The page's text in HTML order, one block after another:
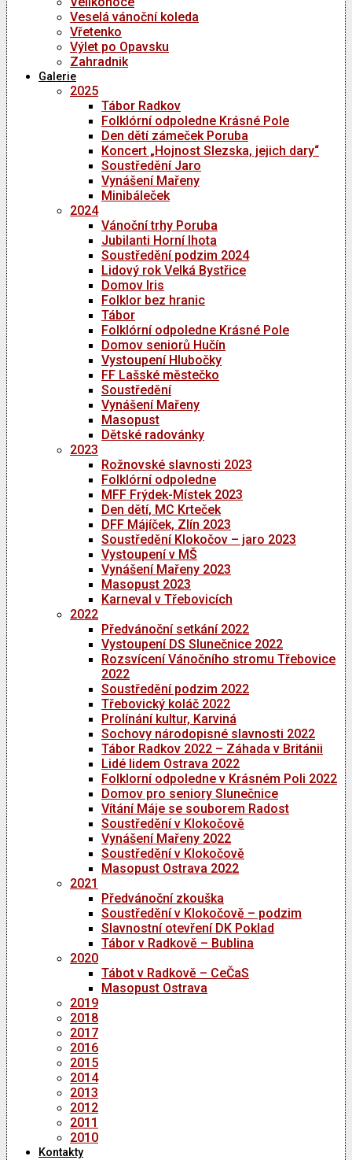
Veselá vánoční koleda
Vřetenko
Výlet po Opavsku
Zahradnik
Galerie
2025
Tábor Radkov
Folklórní odpoledne Krásné Pole
Den dětí zámeček Poruba
Koncert „Hojnost Slezska, jejich dary“
Soustředění Jaro
Vynášení Mařeny
Minibáleček
2024
Vánoční trhy Poruba
Jubilanti Horní lhota
Soustředění podzim 2024
Lidový rok Velká Bystřice
Domov Iris
Folklor bez hranic
Tábor
Folklórní odpoledne Krásné Pole
Domov seniorů Hučín
Vystoupení Hlubočky
FF Lašské městečko
Soustředění
Vynášení Mařeny
Masopust
Dětské radovánky
2023
Rožnovské slavnosti 2023
Folklórní odpoledne
MFF Frýdek-Místek 2023
Den dětí, MC Krteček
DFF Májíček, Zlín 2023
Soustředění Klokočov – jaro 2023
Vystoupení v MŠ
Vynášení Mařeny 2023
Masopust 2023
Karneval v Třebovicích
2022
Předvánoční setkání 2022
Vystoupení DS Slunečnice 2022
Rozsvícení Vánočního stromu Třebovice
2022
Soustředění podzim 2022
Třebovický koláč 2022
Prolínání kultur, Karviná
Sochovy národopisné slavnosti 2022
Tábor Radkov 2022 – Záhada v Británii
Lidé lidem Ostrava 2022
Folklorní odpoledne v Krásném Poli 2022
Domov pro seniory Slunečnice
Vítání Máje se souborem Radost
Soustředění v Klokočově
Vynášení Mařeny 2022
Soustředění v Klokočově
Masopust Ostrava 2022
2021
Předvánoční zkouška
Soustředění v Klokočově – podzim
Slavnostní otevření DK Poklad
Tábor v Radkově – Bublina
2020
Tábot v Radkově – CeČaS
Masopust Ostrava
2019
2018
2017
2016
2015
2014
2013
2012
2011
2010
Kontakty